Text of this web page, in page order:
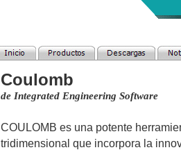
Coulomb
de Integrated Engineering Software
COULOMB es una potente
tridimensional que incorpora la